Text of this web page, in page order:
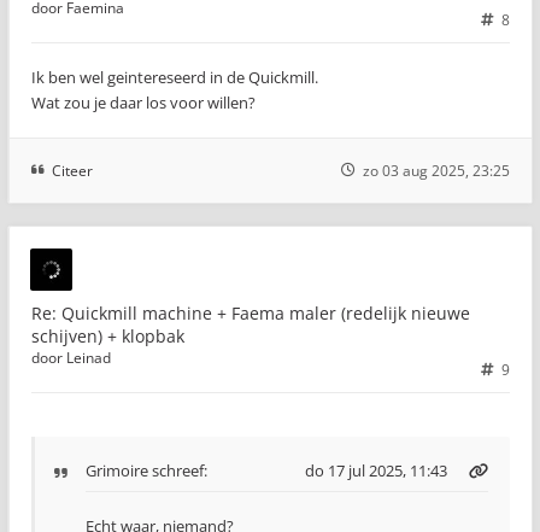
8
door Faemina
Ik ben wel geintereseerd in de Quickmill.
Wat zou je daar los voor willen?
Citeer zo 03 aug 2025, 23:25
Re: Quickmill machine + Faema maler (redelijk nieuwe
schijven) + klopbak
9
door Leinad
Grimoireschreef: do 17 jul 2025, 11:43
Echt waar, niemand?